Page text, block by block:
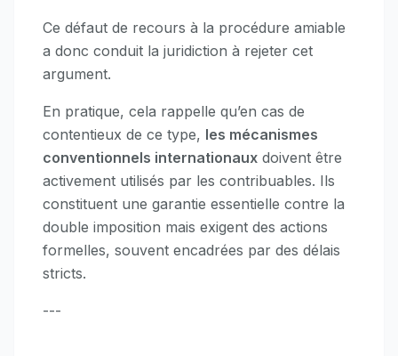
Ce défaut de recours à la procédure amiable
a donc conduit la juridiction à rejeter cet
argument.
En pratique, cela rappelle qu’en cas de
contentieux de ce type, les mécanismes
conventionnels internationaux doivent être
activement utilisés par les contribuables. Ils
constituent une garantie essentielle contre la
double imposition mais exigent des actions
formelles, souvent encadrées par des délais
stricts.
---